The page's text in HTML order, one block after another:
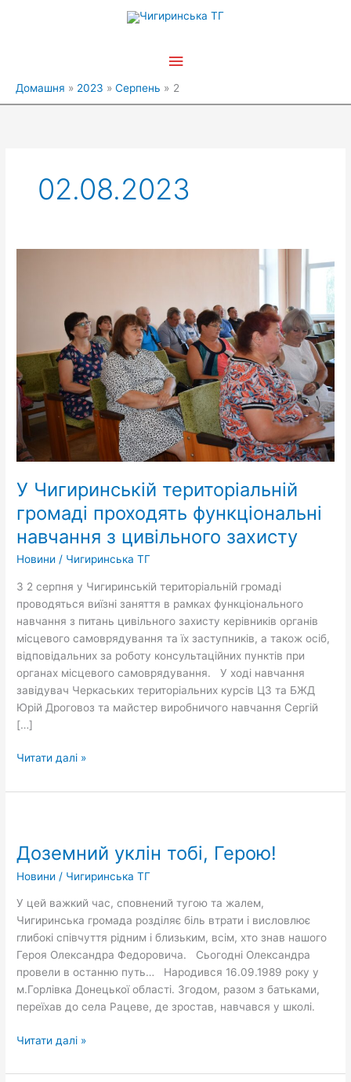
Головне
Домашня 2023 Серпень 2
02.08.2023
У Чигиринській територіальній
громаді проходять функціональні
навчання з цивільного захисту
Новини / Чигиринська ТГ
З 2 серпня у Чигиринській територіальній громаді
проводяться виїзні заняття в рамках функціонального
навчання з питань цивільного захисту керівників органів
місцевого самоврядування та їх заступників, а також осіб,
відповідальних за роботу консультаційних пунктів при
органах місцевого самоврядування. У ході навчання
завідувач Черкаських територіальних курсів ЦЗ та БЖД
Юрій Дроговоз та майстер виробничого навчання Сергій
[…]
проходять
функціональні
навчання
з
цивільного
захисту
Читати далі »
Доземний уклін тобі, Герою!
Новини / Чигиринська ТГ
У цей важкий час, сповнений тугою та жалем,
Чигиринська громада розділяє біль втрати і висловлює
глибокі співчуття рідним і близьким, всім, хто знав нашого
Героя Олександра Федоровича. Сьогодні Олександра
провели в останню путь… Народився 16.09.1989 року у
м.Горлівка Донецької області. Згодом, разом з батьками,
переїхав до села Рацеве, де зростав, навчався у школі.
тобі,
Герою!
Читати далі »